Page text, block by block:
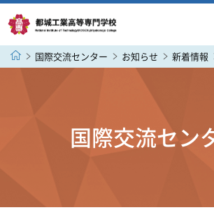
国際交流センター お知らせ 新着情報
国際交流セン